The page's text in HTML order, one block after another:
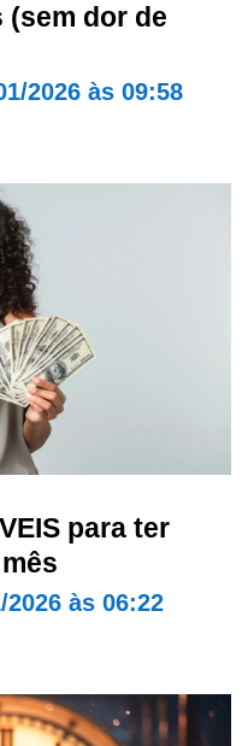
dor de
2026 às 09:58
para ter
2026 às 06:22